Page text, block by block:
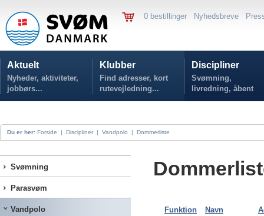
0 bestillinger Nyhedsbreve
Aktuelt
Nyheder, aktiviteter,
jobbørs...
Klubber
Find adresser, kort
rutevejledning...
Discipliner
Svømning,
livredning, åbent
vand...
Du er her: Forside | Discipliner | Vandpolo | Dommerliste
Svømning
Parasvøm
Vandpolo Funktion Navn